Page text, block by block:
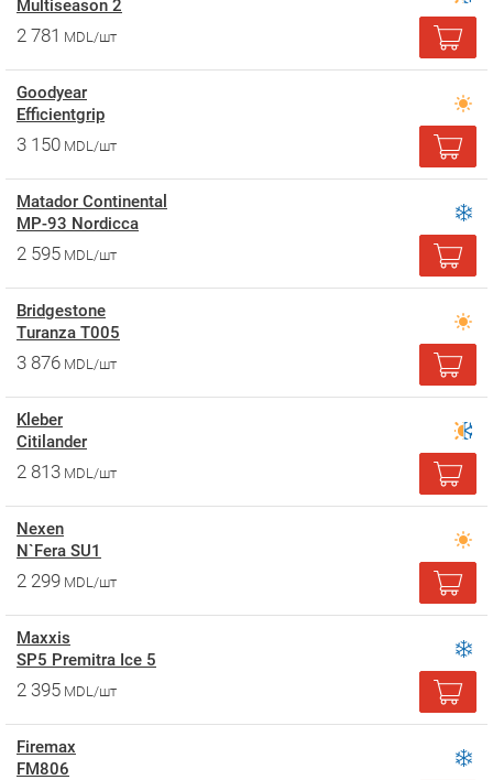
Multiseason 2
2 781 MDL/шт
Goodyear
Efficientgrip
3 150 MDL/шт
Matador Continental
MP-93 Nordicca
2 595 MDL/шт
Bridgestone
Turanza T005
3 876 MDL/шт
Kleber
Citilander
2 813 MDL/шт
Nexen
N`Fera SU1
2 299 MDL/шт
Maxxis
SP5 Premitra Ice 5
2 395 MDL/шт
Firemax
FM806